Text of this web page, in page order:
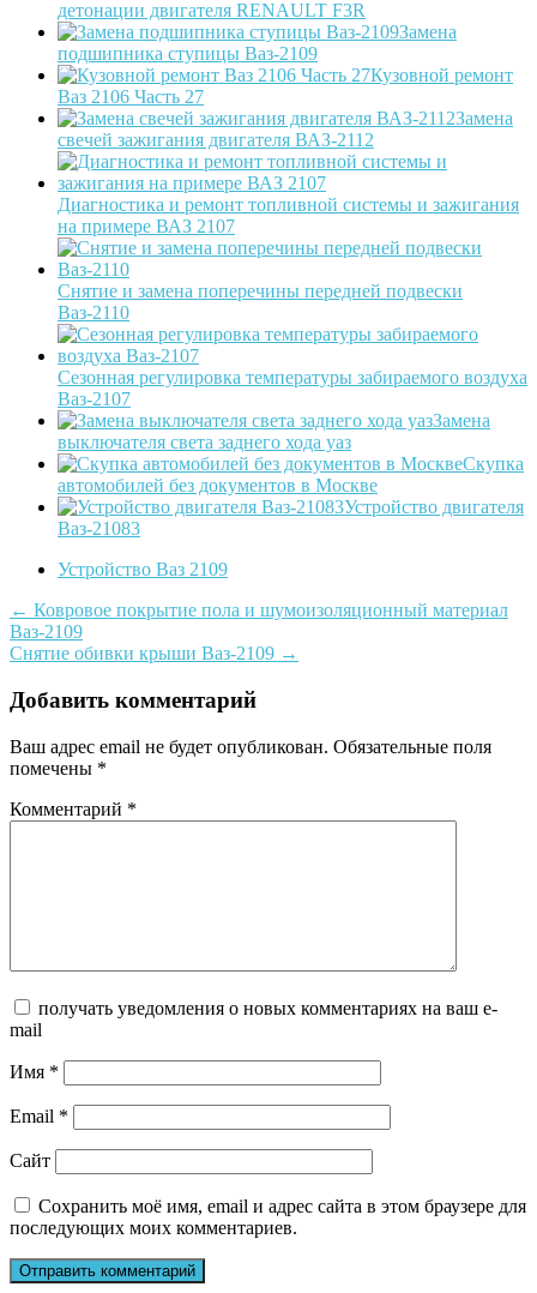
детонации двигателя RENAULT F3R
Замена
подшипника ступицы Ваз-2109
Кузовной ремонт
Ваз 2106 Часть 27
Замена
свечей зажигания двигателя ВАЗ-2112
Диагностика и ремонт топливной системы и зажигания
на примере ВАЗ 2107
Снятие и замена поперечины передней подвески
Ваз-2110
Сезонная регулировка температуры забираемого воздуха
Ваз-2107
Замена
выключателя света заднего хода уаз
Скупка
автомобилей без документов в Москве
Устройство двигателя
Ваз-21083
Устройство Ваз 2109
Post
navigation
← Ковровое покрытие пола и шумоизоляционный материал
Ваз-2109
Снятие обивки крыши Ваз-2109 →
Добавить комментарий
Ваш адрес email не будет опубликован. Обязательные поля
помечены *
Комментарий *
получать уведомления о новых комментариях на ваш e-
mail
Имя *
Email *
Сайт
Сохранить моё имя, email и адрес сайта в этом браузере для
последующих моих комментариев.